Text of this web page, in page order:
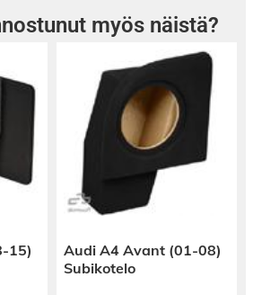
myös näistä?
15)
Audi A4 Avant (01-08)
Subikotelo